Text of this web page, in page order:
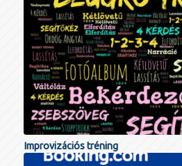
Improvizációs tréning